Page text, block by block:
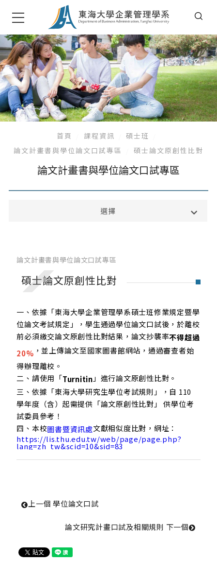
首頁 課程資訊
碩士班
論文計畫書與學位論文口試專區
碩士論文原創性比對
論文計畫書與學位論文口試專區
選擇
英文檢定辦法
雙主修.輔系.學分學程
轉系申請
修業規定
畢業專題
SAS學術資格認證證書與數位徽章
碩士班
修課地圖
必修科目表
碩士學分學程
論文計畫書與學位論文口試專區
碩士論文原創性比對
一、依據「東海大學企業管理學系碩士班修業規定暨學
位論文考試規定」，學生通過學位論文口試後，於離校
前必須繳交論文原創性比對結果，論文抄襲率不得超過
20% ，並上傳論文至國家圖書館網站，通過審查者始
得辦理離校。
二、請使用「Turnitin 」進行論文原創性比對。
三、依據「東海大學研究生學位考試規則」，自 110
學年度（含）起需提供「論文原創性比對」 供學位考
試委員參考！
四、本校圖書暨資訊處文獻相似度比對，網址：
https://lis.thu.edu.tw/web/page/page.php?
lang=zh_tw&scid=10&sid=83
上一個 學位論文口試
論文研究計畫口試及相關規則 下一個